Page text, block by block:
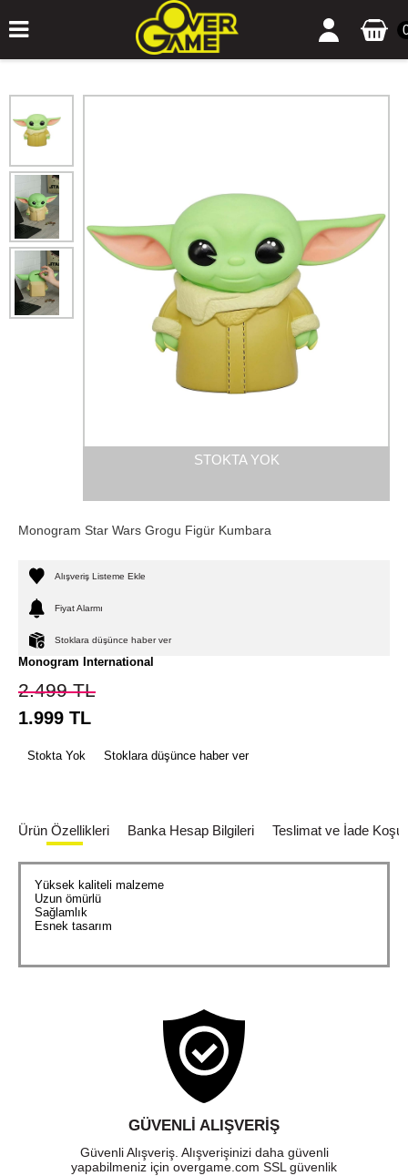
STOKTA YOK
Monogram Star Wars Grogu Figür Kumbara
Alışveriş Listeme Ekle
Fiyat Alarmı
Stoklara düşünce haber ver
Monogram International
2.499TL
1.999 TL
Stokta Yok Stoklara düşünce haber ver
Ürün Özellikleri Banka Hesap Bilgileri Teslimat ve İade
Yüksek kaliteli malzeme
Uzun ömürlü
Sağlamlık
Esnek tasarım
GÜVENLI ALIŞVERIŞ
Güvenli Alışveriş. Alışverişinizi daha güvenli
yapabilmeniz için overgame.com SSL güvenlik